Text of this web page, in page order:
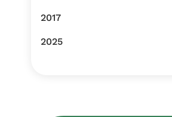
2017
2025